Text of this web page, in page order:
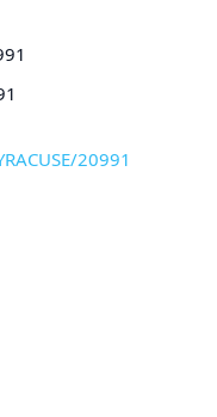
20991